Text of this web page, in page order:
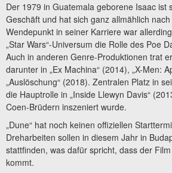
Der 1979 in Guatemala geborene Isaac ist
Geschäft und hat sich ganz allmählich
Wendepunkt in seiner Karriere war
„Star Wars“-Universum die Rolle des Poe
Auch in anderen Genre-Produktionen trat
darunter in „Ex Machina“ (2014), „X-Men:
„Auslöschung“ (2018). Zentralen Platz in
die Hauptrolle in „Inside Llewyn Davis“
Coen-Brüdern inszeniert wurde.
„Dune“ hat noch keinen offiziellen
Dreharbeiten sollen in diesem Jahr in
stattfinden, was dafür spricht, dass der
kommt.